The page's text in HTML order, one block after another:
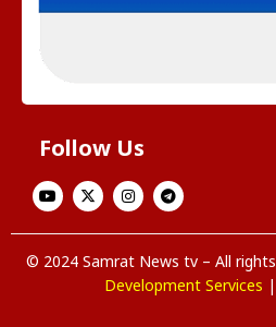
Follow Us
© 2024 Samrat News tv – All
Development Services